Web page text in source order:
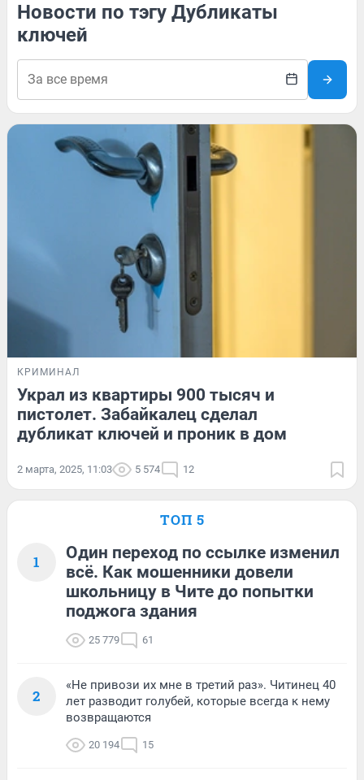
Новости по тэгу Дубликаты
ключей
КРИМИНАЛ
Украл из квартиры 900 тысяч и
пистолет. Забайкалец сделал
дубликат ключей и проник в дом
2 марта, 2025, 11:03 5 574 12
ТОП 5
1
Один переход по ссылке изменил
всё. Как мошенники довели
школьницу в Чите до попытки
поджога здания
25 779 61
2
«Не привози их мне в третий раз». Читинец 40
лет разводит голубей, которые всегда к нему
возвращаются
20 194 15